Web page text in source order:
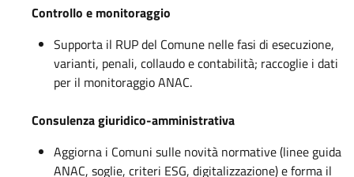
Controllo e monitoraggio
Supporta il RUP del Comune nelle fasi di esecuzione,
varianti, penali, collaudo e contabilità; raccoglie i dati
per il monitoraggio ANAC.
Consulenza giuridico-amministrativa
Aggiorna i Comuni sulle novità normative (linee guida
ANAC, soglie, criteri ESG, digitalizzazione) e forma il